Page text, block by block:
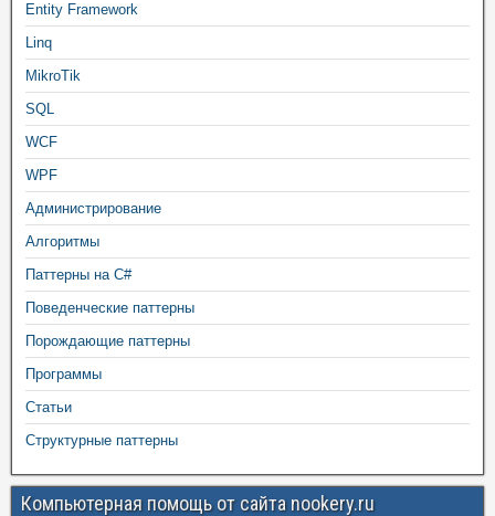
Entity Framework
Linq
MikroTik
SQL
WCF
WPF
Администрирование
Алгоритмы
Паттерны на C#
Поведенческие паттерны
Порождающие паттерны
Программы
Статьи
Структурные паттерны
Компьютерная помощь от сайта nookery.ru